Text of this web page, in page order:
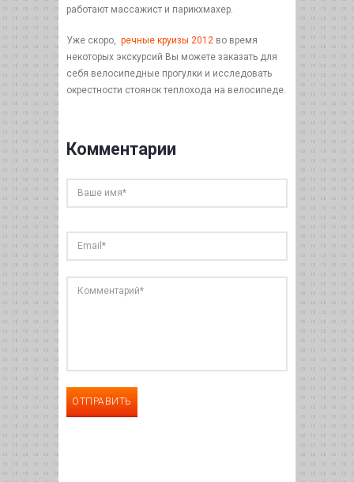
работают массажист и парикхмахер.
Уже скоро, речные круизы 2012 во время
некоторых экскурсий Вы можете заказать для
себя велосипедные прогулки и исследовать
окрестности стоянок теплохода на велосипеде.
Комментарии